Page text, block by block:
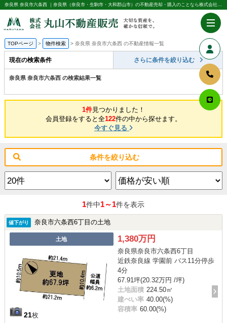
奈良県 奈良市六条西 ｜奈良県（奈良市・生駒市・大和郡山市）の不動産売却・購入のことなら株式会社丸山不動産販売
TOPページ 物件検索 奈良県 奈良市六条西 の不動産情報一覧
現在の検索条件 さらに条件を絞り込む
奈良県 奈良市六条西 の検索結果一覧
1件見つかりました！
会員登録をすると全122件の中から探せます。
今すぐ見る
条件を絞り込む
1件中1～1件を表示
値下がり 奈良市六条西6丁目の土地
土地
21枚
1,380万円
奈良県奈良市六条西6丁目
近鉄奈良線 学園前 バス11分停歩
4分
67.91坪(20.32万円 /坪)
土地面積 224.50㎡
建ぺい率 40.00(%)
容積率 60.00(%)